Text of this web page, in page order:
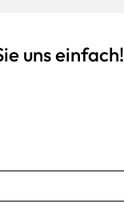
uns einfach!